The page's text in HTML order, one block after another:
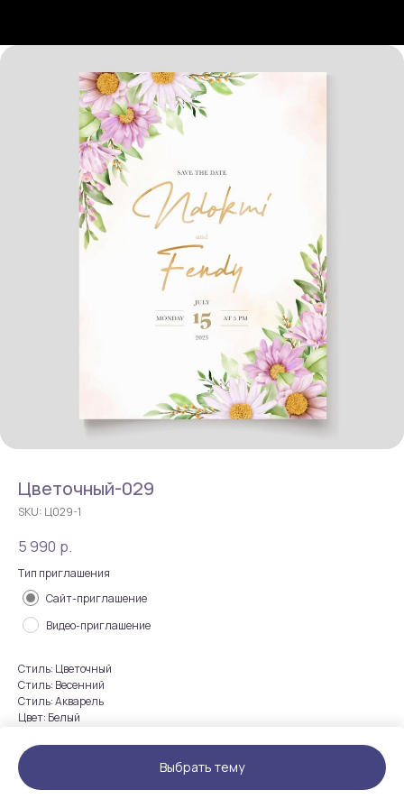
Цветочный-029
SKU: Ц029-1
5 990 р.
Тип приглашения
Сайт-приглашение
Видео-приглашение
Выбрать тему
Стиль: Цветочный
Стиль: Весенний
Стиль: Акварель
Цвет: Белый